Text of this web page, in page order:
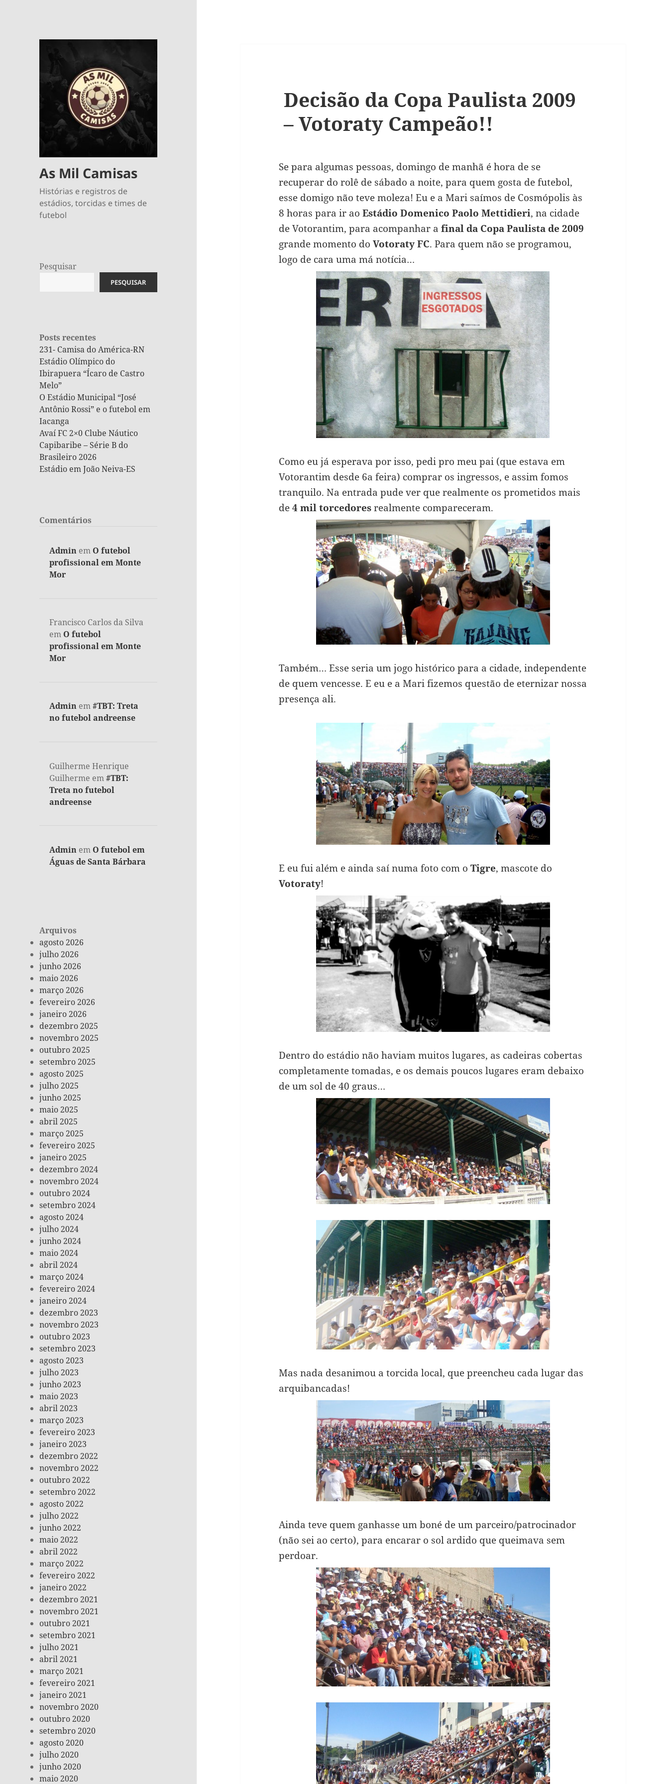
As Mil Camisas
Histórias e registros de
estádios, torcidas e times de
futebol
Pesquisar
PESQUISAR
Posts recentes
231- Camisa do América-RN
Estádio Olímpico do
Ibirapuera “Ícaro de Castro
Melo”
O Estádio Municipal “José
Antônio Rossi” e o futebol em
Iacanga
Avaí FC 2×0 Clube Náutico
Capibaribe – Série B do
Brasileiro 2026
Estádio em João Neiva-ES
Comentários
Admin em O futebol
profissional em Monte
Mor
Francisco Carlos da Silva
em O futebol
profissional em Monte
Mor
Admin em#TBT: Treta
no futebol andreense
Guilherme Henrique
Guilherme em#TBT:
Treta no futebol
andreense
Admin em O futebol em
Águas de Santa Bárbara
Arquivos
agosto 2026
julho 2026
junho 2026
maio 2026
março 2026
fevereiro 2026
janeiro 2026
dezembro 2025
novembro 2025
outubro 2025
setembro 2025
agosto 2025
julho 2025
junho 2025
maio 2025
abril 2025
março 2025
fevereiro 2025
janeiro 2025
dezembro 2024
novembro 2024
outubro 2024
setembro 2024
agosto 2024
julho 2024
junho 2024
maio 2024
abril 2024
março 2024
fevereiro 2024
janeiro 2024
dezembro 2023
novembro 2023
outubro 2023
setembro 2023
agosto 2023
julho 2023
junho 2023
maio 2023
abril 2023
março 2023
fevereiro 2023
janeiro 2023
dezembro 2022
novembro 2022
outubro 2022
setembro 2022
agosto 2022
julho 2022
junho 2022
maio 2022
abril 2022
março 2022
fevereiro 2022
janeiro 2022
dezembro 2021
novembro 2021
outubro 2021
setembro 2021
julho 2021
abril 2021
março 2021
fevereiro 2021
janeiro 2021
novembro 2020
outubro 2020
setembro 2020
agosto 2020
julho 2020
junho 2020
maio 2020
Decisão da Copa Paulista 2009
– Votoraty Campeão!!
Se para algumas pessoas, domingo de manhã é hora de se
recuperar do rolê de sábado a noite, para quem gosta de futebol,
esse domigo não teve moleza! Eu e a Mari saímos de Cosmópolis às
8 horas para ir aoEstádio Domenico Paolo Mettidieri, na cidade
de Votorantim, para acompanhar afinal da Copa Paulista de 2009
grande momento doVotoraty FC. Para quem não se programou,
logo de cara uma má notícia…
Como eu já esperava por isso, pedi pro meu pai (que estava em
Votorantim desde 6a feira) comprar os ingressos, e assim fomos
tranquilo. Na entrada pude ver que realmente os prometidos mais
de4 mil torcedoresrealmente compareceram.
Também… Esse seria um jogo histórico para a cidade, independente
de quem vencesse. E eu e a Mari fizemos questão de eternizar nossa
presença ali.
E eu fui além e ainda saí numa foto com oTigre, mascote do
Votoraty!
Dentro do estádio não haviam muitos lugares, as cadeiras cobertas
completamente tomadas, e os demais poucos lugares eram debaixo
de um sol de 40 graus…
Mas nada desanimou a torcida local, que preencheu cada lugar das
arquibancadas!
Ainda teve quem ganhasse um boné de um parceiro/patrocinador
(não sei ao certo), para encarar o sol ardido que queimava sem
perdoar.